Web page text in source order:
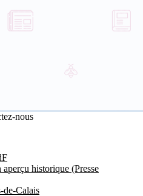
nous
historique (Presse
de-Calais